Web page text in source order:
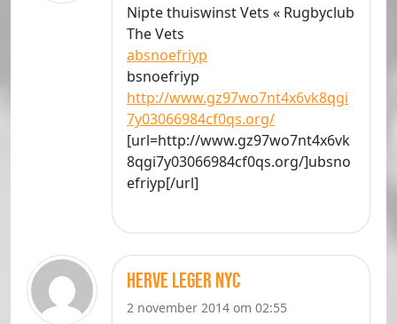
Nipte thuiswinst Vets « Rugbyclub
The Vets
absnoefriyp
bsnoefriyp
http://www.gz97wo7nt4x6vk8qgi
7y03066984cf0qs.org/
[url=http://www.gz97wo7nt4x6vk
8qgi7y03066984cf0qs.org/]ubsno
efriyp[/url]
herve leger nyc
2 november 2014 om 02:55